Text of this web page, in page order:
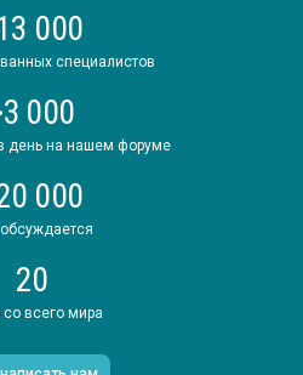
000
специалистов
000
день на нашем форуме
000
20
со всего мира